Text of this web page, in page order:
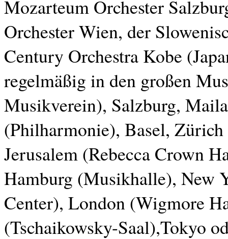
Mozarteum Orchester
Orchester Wien, der
Century Orchestra Kobe
regelmäßig in den großen
Musikverein), Salzburg,
(Philharmonie), Basel,
Jerusalem (Rebecca Crown
Hamburg (Musikhalle), New
Center), London (Wigmore
(Tschaikowsky-Saal),Tokyo